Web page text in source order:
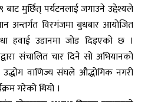
मुर्छित् पर्यटनलाई जगाउने उद्देश्यले
अन्तर्गत विरगंजमा बुधबार आयोजित
हवाई उडानमा जोड दिइएको छ ।
संचालित चार दिने सो अभियानको
वाणिज्य संघले औद्धोगिक नगरी
गरेको थियो ।